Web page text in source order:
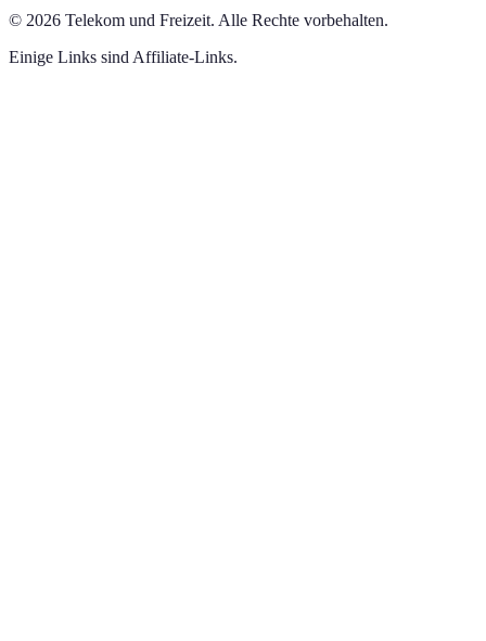
© 2026 Telekom und Freizeit. Alle Rechte vorbehalten.
Einige Links sind Affiliate-Links.